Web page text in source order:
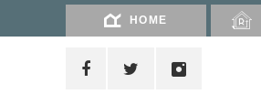
HOME